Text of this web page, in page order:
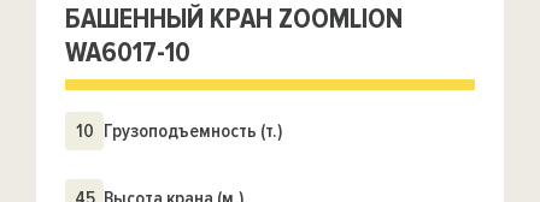
БАШЕННЫЙ КРАН ZOOMLION
WA6017-10
10 Грузоподъемность (т.)